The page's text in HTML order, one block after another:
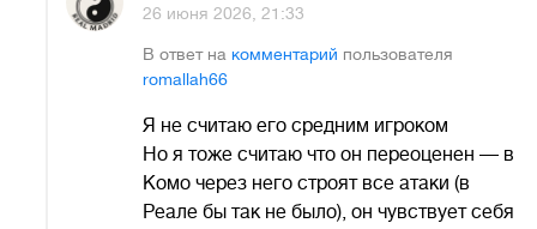
26 июня 2026, 21:33
В ответ на комментарий пользователя
romallah66
Я не считаю его средним игроком
Но я тоже считаю что он переоценен — в
Комо через него строят все атаки (в
Реале бы так не было), он чувствует себя